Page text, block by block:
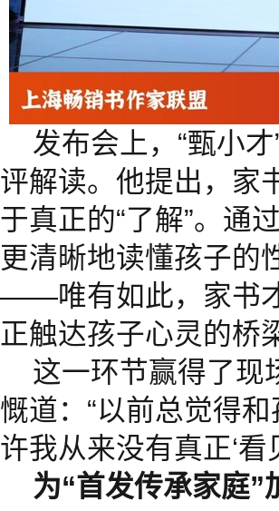
发布会上，“甄小
评解读。他提出，家
于真正的“了解”。通
更清晰地读懂孩子的
——唯有如此，家书
正触达孩子心灵的桥
这一环节赢得了现
慨道：“以前总觉得
许我从来没有真正‘看
为“首发传承家庭”